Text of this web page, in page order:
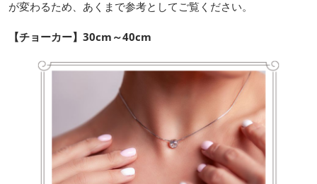
が変わるため、あくまで参考としてご覧ください。
【チョーカー】30cm～40cm